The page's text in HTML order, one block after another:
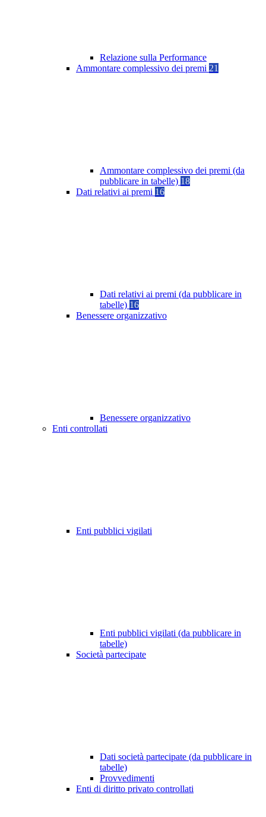
Relazione sulla Performance
Ammontare complessivo dei premi 21
Ammontare complessivo dei premi (da
pubblicare in tabelle) 18
Dati relativi ai premi 16
Dati relativi ai premi (da pubblicare in
tabelle) 16
Benessere organizzativo
Benessere organizzativo
Enti controllati
Enti pubblici vigilati
Enti pubblici vigilati (da pubblicare in
tabelle)
Società partecipate
Dati società partecipate (da pubblicare in
tabelle)
Provvedimenti
Enti di diritto privato controllati